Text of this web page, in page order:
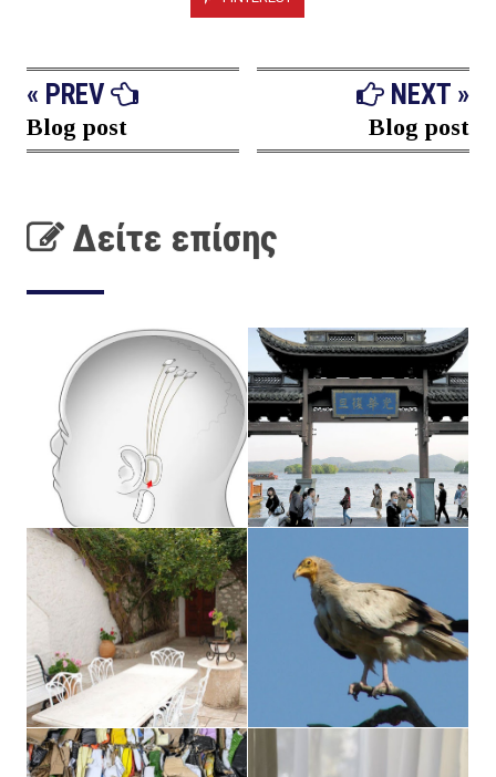
« PREV
Blog post
NEXT »
Blog post
Δείτε επίσης